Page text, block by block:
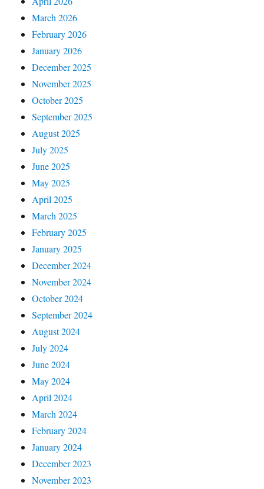
March 2026
February 2026
January 2026
December 2025
November 2025
October 2025
September 2025
August 2025
July 2025
June 2025
May 2025
April 2025
March 2025
February 2025
January 2025
December 2024
November 2024
October 2024
September 2024
August 2024
July 2024
June 2024
May 2024
April 2024
March 2024
February 2024
January 2024
December 2023
November 2023